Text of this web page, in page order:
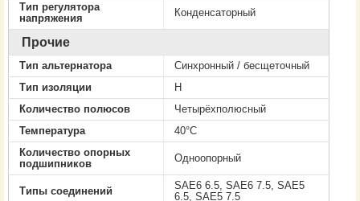
Тип регулятора
напряжения
Конденсаторный
Прочие
Тип альтернатора
Cинхронный / бесщеточный
Тип изоляции
H
Количество полюсов
Четырёхполюсный
Температура
40°C
Количество опорных
подшипников
Одноопорный
Типы соединений
SAE6 6.5, SAE6 7.5, SAE5
6.5, SAE5 7.5